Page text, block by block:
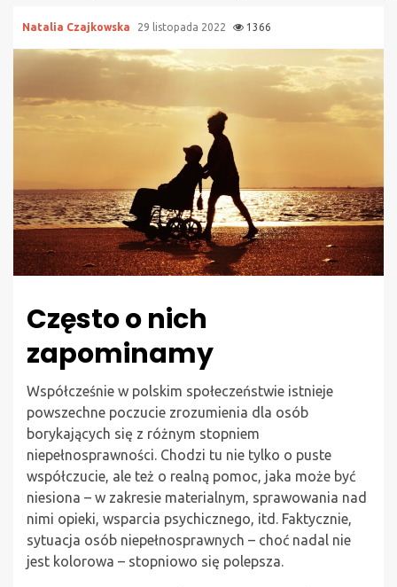
Natalia Czajkowska 29 listopada 2022 1366
Często o nich
zapominamy
Współcześnie w polskim społeczeństwie istnieje
powszechne poczucie zrozumienia dla osób
borykających się z różnym stopniem
niepełnosprawności. Chodzi tu nie tylko o puste
współczucie, ale też o realną pomoc, jaka może być
niesiona – w zakresie materialnym, sprawowania nad
nimi opieki, wsparcia psychicznego, itd. Faktycznie,
sytuacja osób niepełnosprawnych – choć nadal nie
jest kolorowa – stopniowo się polepsza.